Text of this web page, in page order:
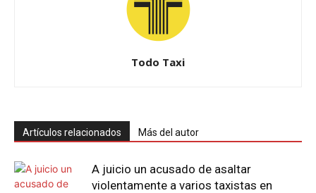
Todo Taxi
Artículos relacionados Más del autor
A juicio un acusado de asaltar
violentamente a varios taxistas en